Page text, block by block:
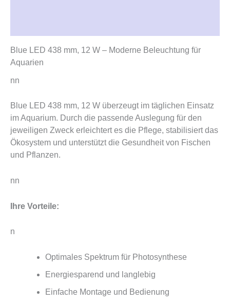
Blue LED 438 mm, 12 W – Moderne Beleuchtung für
Aquarien
nn
Blue LED 438 mm, 12 W überzeugt im täglichen Einsatz
im Aquarium. Durch die passende Auslegung für den
jeweiligen Zweck erleichtert es die Pflege, stabilisiert das
Ökosystem und unterstützt die Gesundheit von Fischen
und Pflanzen.
nn
Ihre Vorteile:
n
Optimales Spektrum für Photosynthese
Energiesparend und langlebig
Einfache Montage und Bedienung